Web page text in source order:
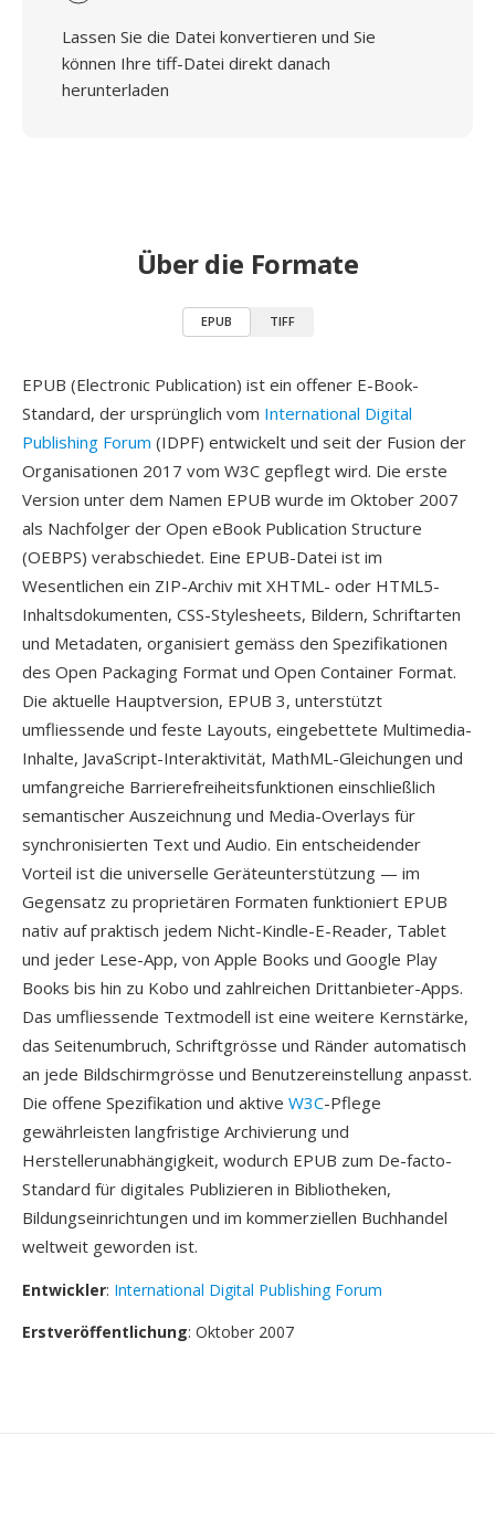
Lassen Sie die Datei konvertieren und Sie
können Ihre tiff-Datei direkt danach
herunterladen
Über die Formate
EPUB TIFF
EPUB (Electronic Publication) ist ein offener E-Book-
Standard, der ursprünglich vom International Digital
Publishing Forum (IDPF) entwickelt und seit der Fusion der
Organisationen 2017 vom W3C gepflegt wird. Die erste
Version unter dem Namen EPUB wurde im Oktober 2007
als Nachfolger der Open eBook Publication Structure
(OEBPS) verabschiedet. Eine EPUB-Datei ist im
Wesentlichen ein ZIP-Archiv mit XHTML- oder HTML5-
Inhaltsdokumenten, CSS-Stylesheets, Bildern, Schriftarten
und Metadaten, organisiert gemäss den Spezifikationen
des Open Packaging Format und Open Container Format.
Die aktuelle Hauptversion, EPUB 3, unterstützt
umfliessende und feste Layouts, eingebettete Multimedia-
Inhalte, JavaScript-Interaktivität, MathML-Gleichungen und
umfangreiche Barrierefreiheitsfunktionen einschließlich
semantischer Auszeichnung und Media-Overlays für
synchronisierten Text und Audio. Ein entscheidender
Vorteil ist die universelle Geräteunterstützung — im
Gegensatz zu proprietären Formaten funktioniert EPUB
nativ auf praktisch jedem Nicht-Kindle-E-Reader, Tablet
und jeder Lese-App, von Apple Books und Google Play
Books bis hin zu Kobo und zahlreichen Drittanbieter-Apps.
Das umfliessende Textmodell ist eine weitere Kernstärke,
das Seitenumbruch, Schriftgrösse und Ränder automatisch
an jede Bildschirmgrösse und Benutzereinstellung anpasst.
Die offene Spezifikation und aktive W3C-Pflege
gewährleisten langfristige Archivierung und
Herstellerunabhängigkeit, wodurch EPUB zum De-facto-
Standard für digitales Publizieren in Bibliotheken,
Bildungseinrichtungen und im kommerziellen Buchhandel
weltweit geworden ist.
Entwickler: International Digital Publishing Forum
Erstveröffentlichung: Oktober 2007